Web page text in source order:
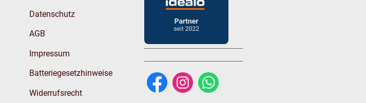
Datenschutz
AGB
Impressum
Batteriegesetzhinweise
Widerrufsrecht